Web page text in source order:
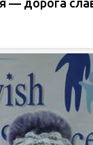
— дорога